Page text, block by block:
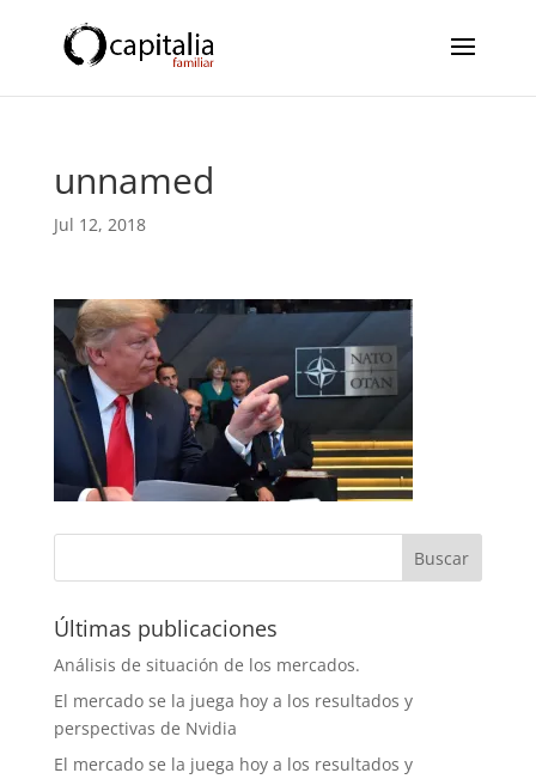
unnamed
Jul 12, 2018
Últimas publicaciones
Análisis de situación de los mercados.
El mercado se la juega hoy a los resultados y
perspectivas de Nvidia
El mercado se la juega hoy a los resultados y